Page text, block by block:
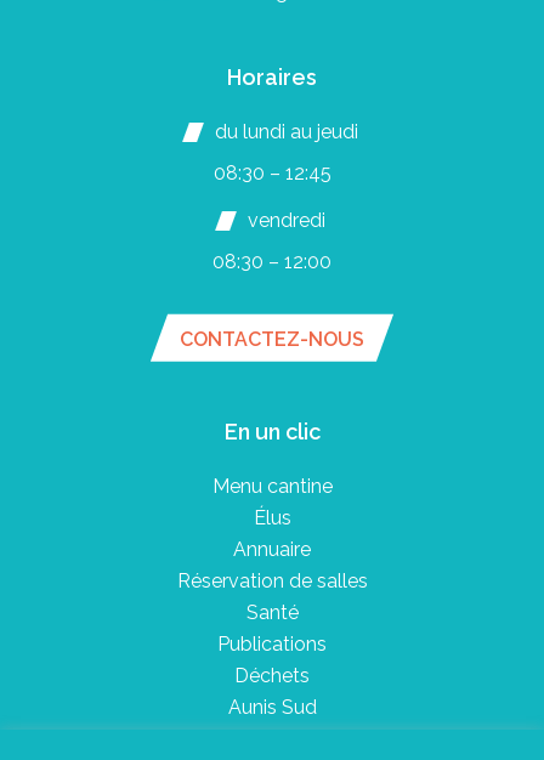
Horaires
du lundi au jeudi
08:30 – 12:45
vendredi
08:30 – 12:00
CONTACTEZ-NOUS
En un clic
Menu cantine
Élus
Annuaire
Réservation de salles
Santé
Publications
Déchets
Aunis Sud